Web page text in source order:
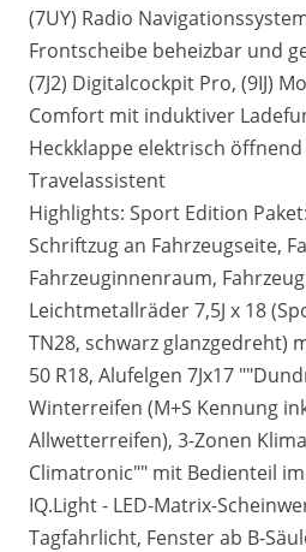
(7UY) Radio
Frontscheibe beheizbar und
(7J2) Digitalcockpit Pro, (9IJ)
Comfort mit induktiver
Heckklappe elektrisch
Travelassistent
Highlights: Sport Edition
Schriftzug an Fahrzeugseite,
Fahrzeuginnenraum,
Leichtmetallräder 7,5J x 18
TN28, schwarz glanzgedreht)
50 R18, Alufelgen 7Jx17
Winterreifen (M+S Kennung
Allwetterreifen), 3-Zonen
Climatronic"" mit Bedienteil
IQ.Light - LED-Matrix-
Tagfahrlicht, Fenster ab B-